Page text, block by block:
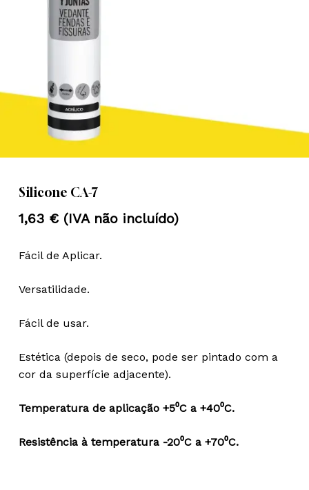
Silicone CA-7
1,63 € (IVA não incluído)
Fácil de Aplicar.
Versatilidade.
Fácil de usar.
Estética (depois de seco, pode ser pintado com a
cor da superfície adjacente).
Temperatura de aplicação +5⁰C a +40⁰C.
Resistência à temperatura -20⁰C a +70⁰C.
Nome
Email
site neste navegador para a